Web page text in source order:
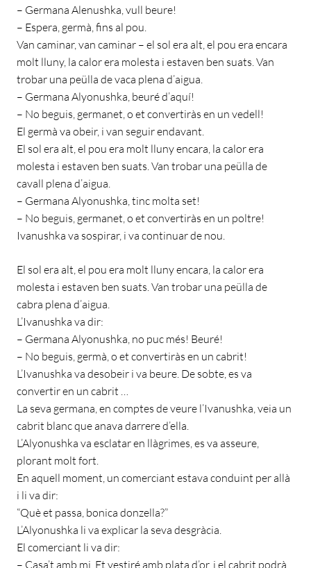
– Germana Alenushka, vull beure!
– Espera, germà, fins al pou.
Van caminar, van caminar – el sol era alt, el pou era encara
molt lluny, la calor era molesta i estaven ben suats. Van
trobar una peülla de vaca plena d’aigua.
– Germana Alyonushka, beuré d’aquí!
– No beguis, germanet, o et convertiràs en un vedell!
El germà va obeir, i van seguir endavant.
El sol era alt, el pou era molt lluny encara, la calor era
molesta i estaven ben suats. Van trobar una peülla de
cavall plena d’aigua.
– Germana Alyonushka, tinc molta set!
– No beguis, germanet, o et convertiràs en un poltre!
Ivanushka va sospirar, i va continuar de nou.
El sol era alt, el pou era molt lluny encara, la calor era
molesta i estaven ben suats. Van trobar una peülla de
cabra plena d’aigua.
L’Ivanushka va dir:
– Germana Alyonushka, no puc més! Beuré!
– No beguis, germà, o et convertiràs en un cabrit!
L’Ivanushka va desobeir i va beure. De sobte, es va
convertir en un cabrit …
La seva germana, en comptes de veure l’Ivanushka, veia un
cabrit blanc que anava darrere d’ella.
L’Alyonushka va esclatar en llàgrimes, es va asseure,
plorant molt fort.
En aquell moment, un comerciant estava conduint per allà
i li va dir:
“Què et passa, bonica donzella?”
L’Alyonushka li va explicar la seva desgràcia.
El comerciant li va dir:
– Casa’t amb mi. Et vestiré amb plata d’or, i el cabrit podrà